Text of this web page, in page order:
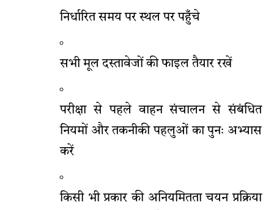
निर्धारित समय पर स्थल पर पहुँचे
सभी मूल दस्तावेजों की फाइल तैयार रखें
परीक्षा से पहले वाहन संचालन से संबंधित
नियमों और तकनीकी पहलुओं का पुनः अभ्यास
करें
किसी भी प्रकार की अनियमितता चयन प्रक्रिया